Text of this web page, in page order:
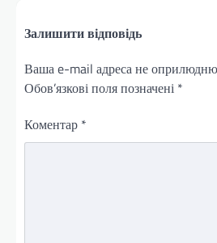
Залишити відповідь
Ваша e-mail адреса не
Обов’язкові поля позначені *
Коментар *